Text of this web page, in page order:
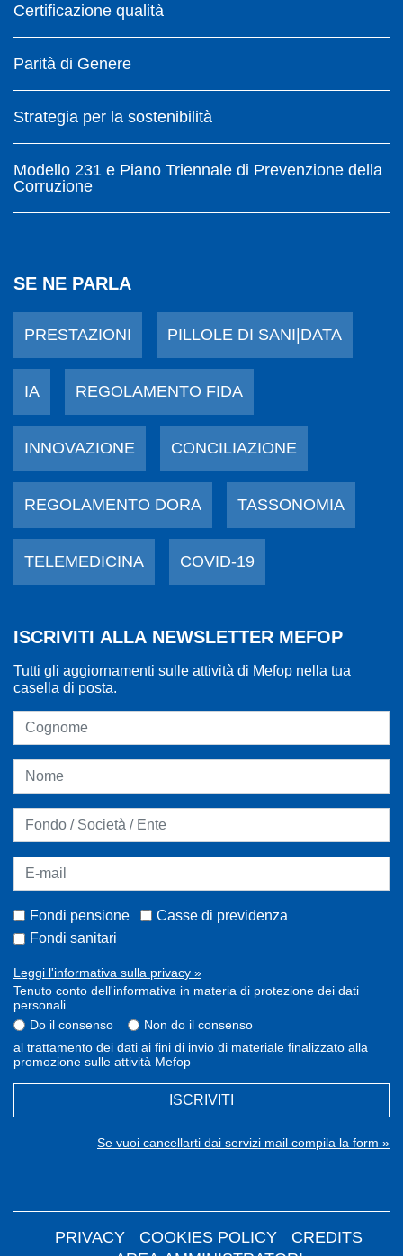
Certificazione qualità
Parità di Genere
Strategia per la sostenibilità
Modello 231 e Piano Triennale di Prevenzione della
Corruzione
SE NE PARLA
PRESTAZIONI PILLOLE DI SANI|DATA
IA REGOLAMENTO FIDA
INNOVAZIONE CONCILIAZIONE
REGOLAMENTO DORA TASSONOMIA
TELEMEDICINA COVID-19
ISCRIVITI ALLA NEWSLETTER MEFOP
Tutti gli aggiornamenti sulle attività di Mefop nella tua
casella di posta.
Fondi pensione
Casse di previdenza
Fondi sanitari
Leggi l'informativa sulla privacy »
Tenuto conto dell'informativa in materia di protezione dei dati
personali
Do il consenso
Non do il consenso
al trattamento dei dati ai fini di invio di materiale finalizzato alla
promozione sulle attività Mefop
ISCRIVITI
Se vuoi cancellarti dai servizi mail compila la form »
PRIVACY COOKIES POLICY
CREDITS